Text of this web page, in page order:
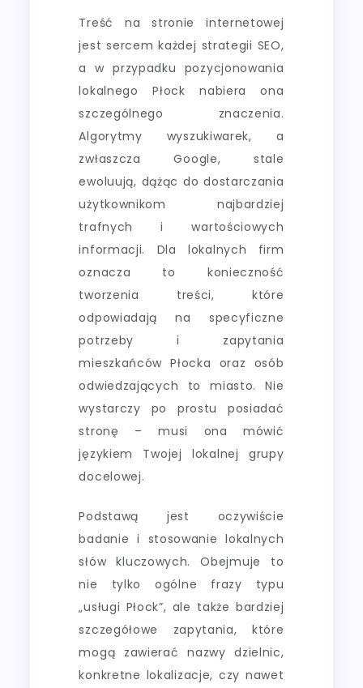
Treść na stronie internetowej
jest sercem każdej strategii SEO,
a w przypadku pozycjonowania
lokalnego Płock nabiera ona
szczególnego znaczenia.
Algorytmy wyszukiwarek, a
zwłaszcza Google, stale
ewoluują, dążąc do dostarczania
użytkownikom najbardziej
trafnych i wartościowych
informacji. Dla lokalnych firm
oznacza to konieczność
tworzenia treści, które
odpowiadają na specyficzne
potrzeby i zapytania
mieszkańców Płocka oraz osób
odwiedzających to miasto. Nie
wystarczy po prostu posiadać
stronę – musi ona mówić
językiem Twojej lokalnej grupy
docelowej.
Podstawą jest oczywiście
badanie i stosowanie lokalnych
słów kluczowych. Obejmuje to
nie tylko ogólne frazy typu
„usługi Płock”, ale także bardziej
szczegółowe zapytania, które
mogą zawierać nazwy dzielnic,
konkretne lokalizacje, czy nawet